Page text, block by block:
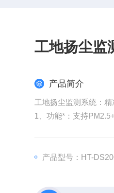
工地扬尘监
产品简介
工地扬尘监测系统：
1、功能*：支持
产品型号：HT-